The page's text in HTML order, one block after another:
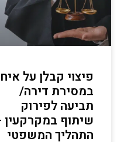
פיצוי קבלן על
במסירת דירה/
תביעה לפירוק
שיתוף במקרקעין
התהליך המשפטי